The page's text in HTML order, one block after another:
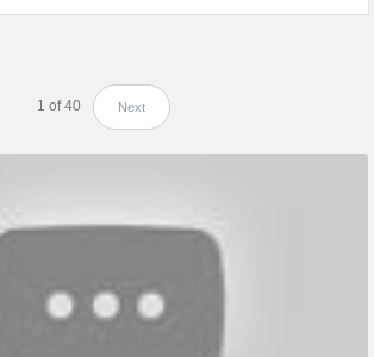
1 of 40 Next